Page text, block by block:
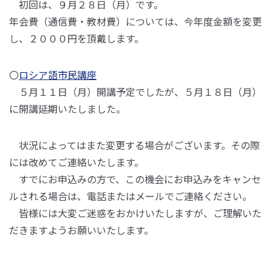
初回は、９月２８日（月）です。
年会費（通信費・教材費）については、今年度金額を変更
し、２０００円を頂戴します。
〇ロシア語市民講座
５月１１日（月）開講予定でしたが、５月１８日（月）
に開講延期いたしました。
状況によってはまた変更する場合がございます。その際
には改めてご連絡いたします。
すでにお申込みの方で、この機会にお申込みをキャンセ
ルされる場合は、電話またはメールでご連絡ください。
皆様には大変ご迷惑をおかけいたしますが、ご理解いた
だきますようお願いいたします。